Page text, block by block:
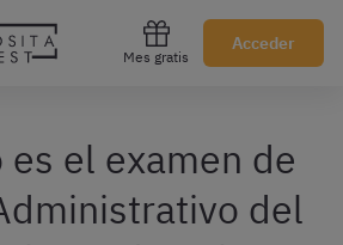
Mes gratis
Acceder
Regístrate gratis
es el examen de
del